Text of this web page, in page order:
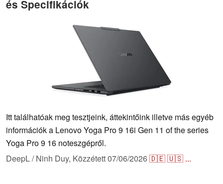
és Specifikációk
Itt találhatóak meg tesztjeink, áttekintőink illetve más egyéb
információk a Lenovo Yoga Pro 9 16i Gen 11 of the series
Yoga Pro 9 16 noteszgépről.
DeepL / Ninh Duy, Közzétett07/06/2026🇩🇪🇺🇸 ...